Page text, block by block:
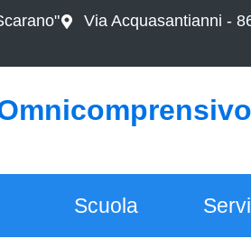
Via Acquasantianni -
Scuola